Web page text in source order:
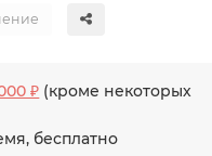
₽ (кроме некоторых
бесплатно